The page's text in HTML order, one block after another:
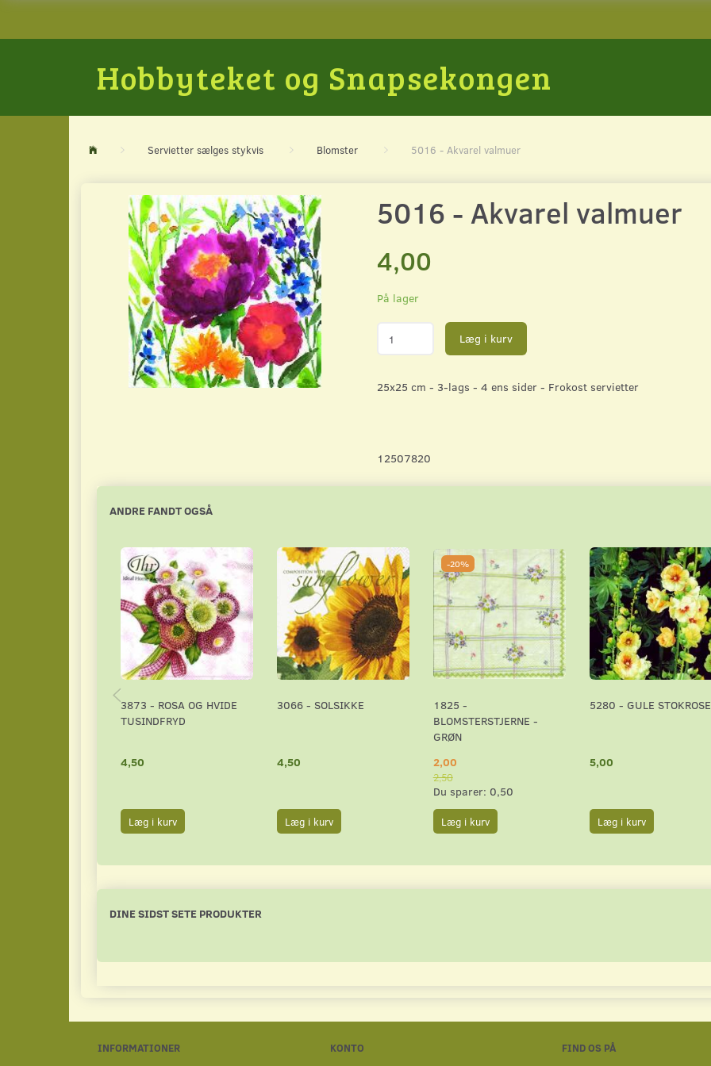
Hobbyteket og Snapsekongen
Servietter sælges stykvis Blomster 5016 - Akvarel valmuer
5016 - Akvarel valmuer
4,00
På lager
Læg i kurv
25x25 cm - 3-lags - 4 ens sider - Frokost servietter
12507820
ANDRE FANDT OGSÅ
3873 - ROSA OG HVIDE
TUSINDFRYD
4,50
Læg i kurv
3066 - SOLSIKKE
4,50
Læg i kurv
-20%
1825 -
BLOMSTERSTJERNE -
GRØN
2,00
2,50
Du sparer: 0,50
Læg i kurv
5280 - GULE
5,00
Læg i kurv
DINE SIDST SETE PRODUKTER
INFORMATIONER KONTO FIND OS PÅ